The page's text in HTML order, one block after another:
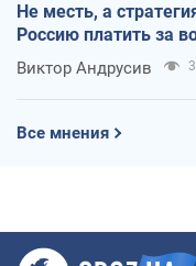
Не месть, а
Россию платить за
Виктор Андрусив
Все мнения